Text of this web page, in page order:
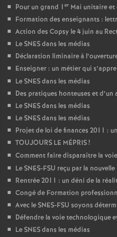
Pour un grand 1 er Mai unitaire
Formation des enseignants :
Action des Copsy le 4 juin au
Le SNES dans les médias
Déclaration liminaire à
Enseigner : un métier qui
Le SNES dans les médias
Des pratiques honteuses et d’un
Le SNES dans les médias
Le SNES dans les médias
Projet de loi de finances 2011 :
TOUJOURS LE MÉPRIS!
Comment faire disparaître la
Le SNES-FSU reçu par la
Rentrée 2011 : un déni de la
Congé de Formation
Avec le SNES-FSU soyons
Défendre la voie technologique
Le SNES dans les médias